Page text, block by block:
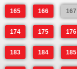
165 166 167
174 175 176
183 184 185